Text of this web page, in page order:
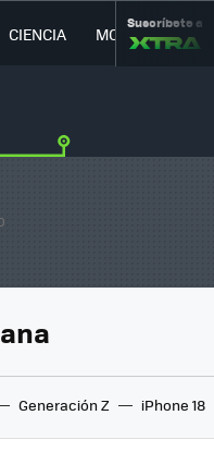
CIENCIA MOVILIDAD
Suscríbete a
Generación Z iPhone 18